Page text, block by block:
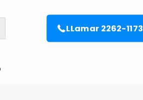
LLamar 2262-1173